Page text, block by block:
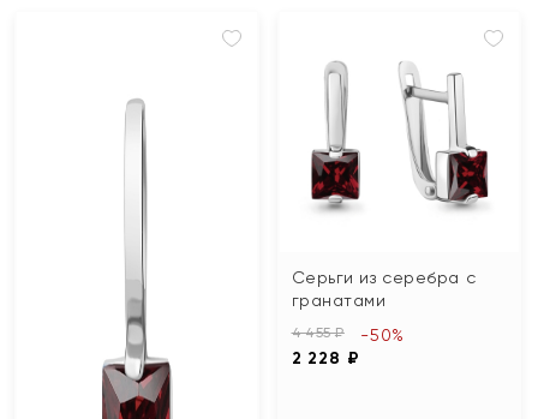
Серьги из серебра с
гранатами
4 455 ₽
2 228 ₽
-50%